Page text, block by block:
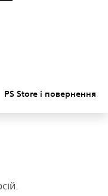
PS Store і повернення